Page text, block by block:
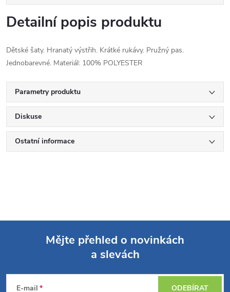
Detailní popis produktu
Dětské šaty. Hranatý výstřih. Krátké rukávy. Pružný pas.
Jednobarevné. Materiál: 100% POLYESTER
Parametry produktu
Diskuse
Ostatní informace
Mějte přehled o novinkách
a slevách
E-mail ODEBÍRAT